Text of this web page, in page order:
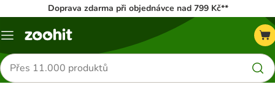
Doprava zdarma při objednávce nad 799 Kč**
Menu
Hledat
produkty